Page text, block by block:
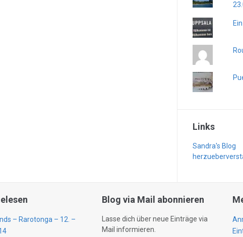
Links
Sandra's Blog
– Rarotonga – 12. –
Blog via Mail abonnieren
Lasse dich über neue Einträge via
Mail informieren.